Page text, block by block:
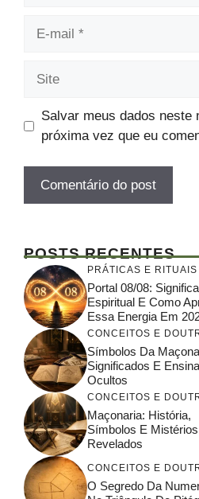
Salvar meus dados neste
próxima vez que eu
POSTS RECENTES
PRÁTICAS E RITUAIS
Portal 08/08:
Espiritual E Como
Essa Energia Em
CONCEITOS E
Símbolos Da
Significados E
Ocultos
CONCEITOS E
Maçonaria: História,
Símbolos E Mistérios
Revelados
CONCEITOS E
O Segredo Da